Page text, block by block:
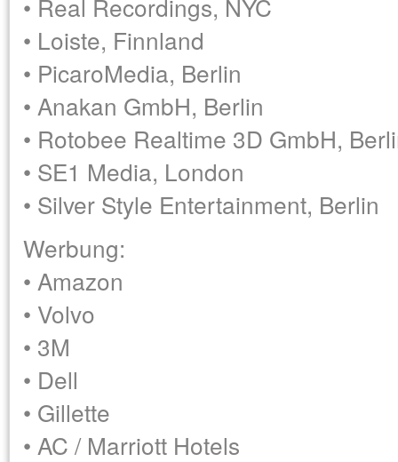
• Real Recordings, NYC
• Loiste, Finnland
• PicaroMedia, Berlin
• Anakan GmbH, Berlin
• Rotobee Realtime 3D GmbH,
• SE1 Media, London
• Silver Style Entertainment, Berlin
Werbung:
• Amazon
• Volvo
• 3M
• Dell
• Gillette
• AC / Marriott Hotels